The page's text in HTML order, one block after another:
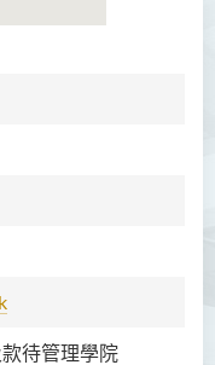
待管理學院
校外考試委員